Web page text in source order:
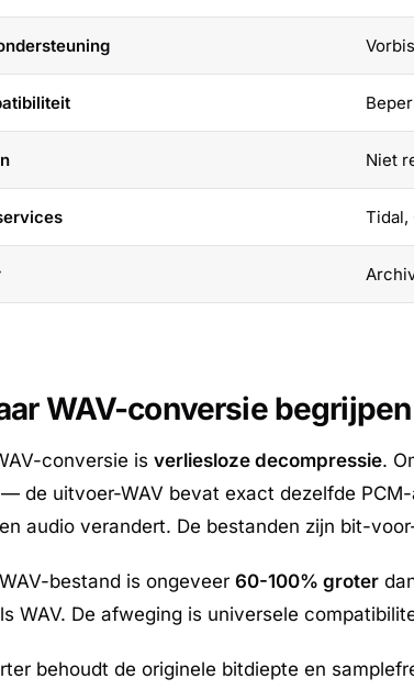
Niet
Tidal,
WAV-conversie begrijpen
conversie is verliesloze decompressie.
de uitvoer-WAV bevat exact dezelfde
audio verandert. De bestanden zijn bit-
bestand is ongeveer 60-100% groter
WAV. De afweging is universele
behoudt de originele bitdiepte en